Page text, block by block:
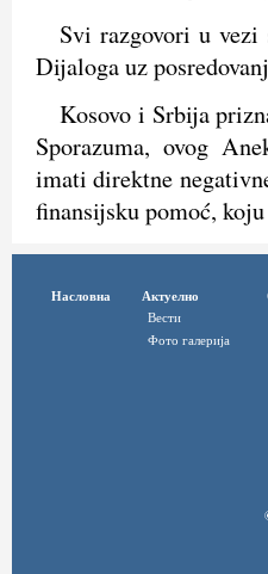
Svi razgovori u vezi
Dijaloga uz
Kosovo i Srbija
Sporazuma, ovog
imati direktne
finansijsku pomoć,
Насловна Актуелно
Вести
Фото галерија